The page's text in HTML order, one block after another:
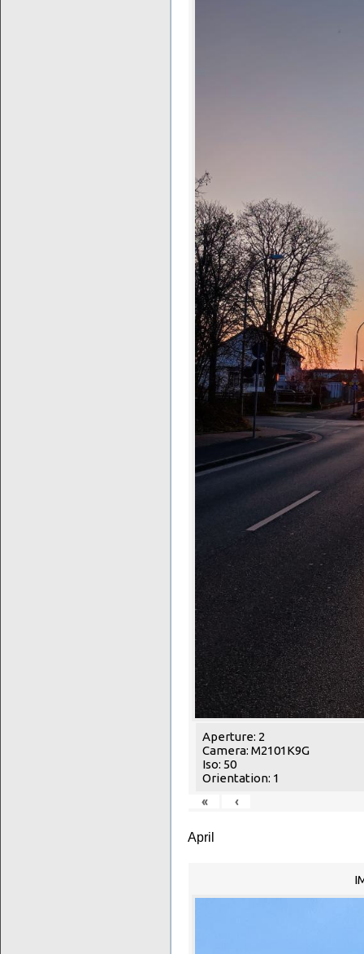
Aperture: 2
Camera: M2101K9G
Iso: 50
Orientation: 1
«
‹
April